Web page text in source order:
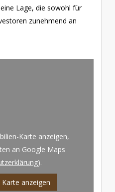
Lage, die sowohl für
zunehmend an
Karte anzeigen,
an Google Maps
).
anzeigen